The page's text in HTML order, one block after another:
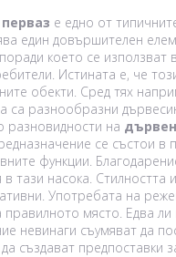
е едно от
един довършителен
което се
Истината е, че
обекти. Сред тях
са разнообразни
разновидности на
се състои
функции.
в тази насока.
Употребата на
правилното място. Едва
невинаги съумяват да
да създават